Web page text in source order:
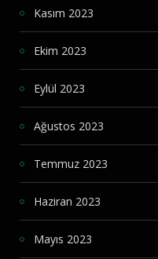
Kasım 2023
Ekim 2023
Eylül 2023
Ağustos 2023
Temmuz 2023
Haziran 2023
Mayıs 2023